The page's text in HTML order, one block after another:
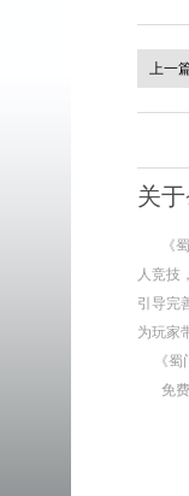
上一
关
《
人竞技
引导完
为玩家
《
免